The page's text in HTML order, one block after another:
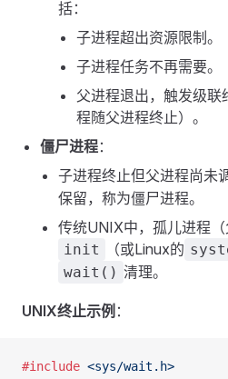
括：
子进程超出资源限制。
子进程任务不再需要。
父进程退出，触发级
程随父进程终止）。
僵尸进程：
子进程终止但父进程尚未
保留，称为僵尸进程。
传统UNIX中，孤儿进程
init （或Linux的
wait() 清理。
UNIX终止示例 ：
#include <sys/wait.h>